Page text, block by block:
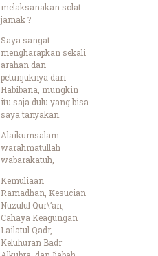
melaksanakan solat
jamak ?
Saya sangat
mengharapkan sekali
arahan dan
petunjuknya dari
Habibana, mungkin
itu saja dulu yang bisa
saya tanyakan.
Alaikumsalam
warahmatullah
wabarakatuh,
Kemuliaan
Ramadhan, Kesucian
Nuzulul Qur\’an,
Cahaya Keagungan
Lailatul Qadr,
Keluhuran Badr